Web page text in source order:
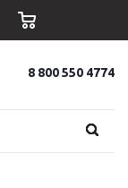
8 800 550 4774